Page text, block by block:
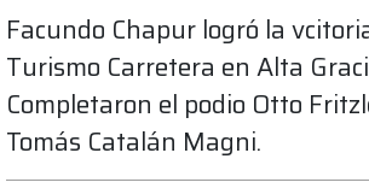
Facundo Chapur logró la
Turismo Carretera en Alta
Completaron el podio Otto
Tomás Catalán Magni.